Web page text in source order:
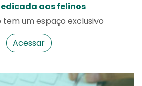
aos felinos
tem um espaço exclusivo
Acessar